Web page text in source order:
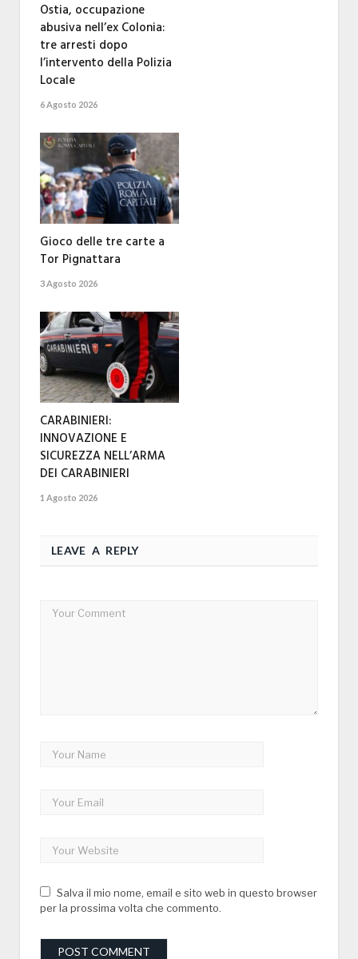
Ostia, occupazione
abusiva nell’ex Colonia:
tre arresti dopo
l’intervento della Polizia
Locale
6 Agosto 2026
Gioco delle tre carte a
Tor Pignattara
3 Agosto 2026
CARABINIERI:
INNOVAZIONE E
SICUREZZA NELL’ARMA
DEI CARABINIERI
1 Agosto 2026
LEAVE A REPLY
Salva il mio nome, email e sito web in questo browser
per la prossima volta che commento.